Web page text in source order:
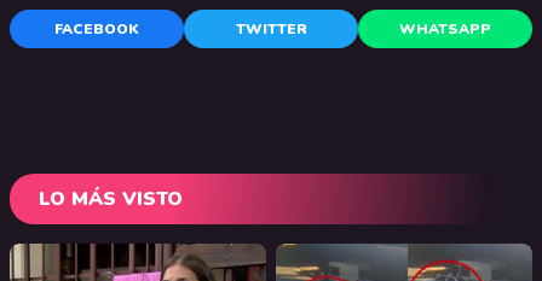
FACEBOOK TWITTER WHATSAPP
LO MÁS VISTO